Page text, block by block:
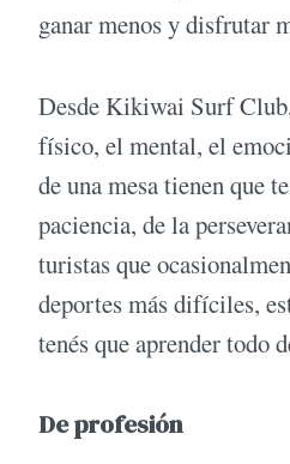
ganar menos y disfrutar
Desde Kikiwai Surf
físico, el mental, el
de una mesa tienen que
paciencia, de la
turistas que
deportes más difíciles,
tenés que aprender todo
De profesión